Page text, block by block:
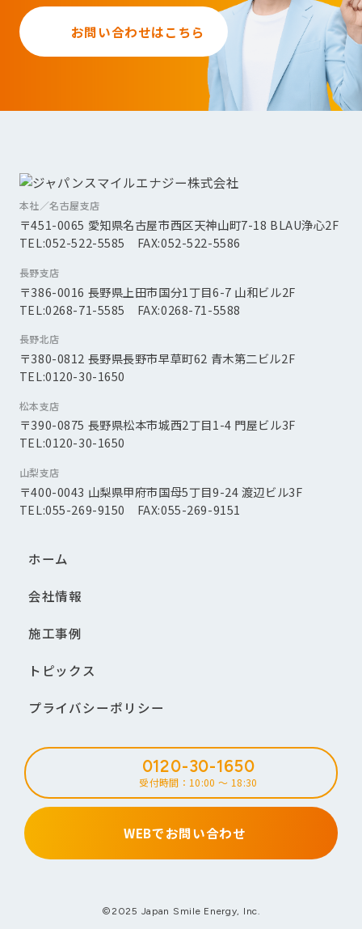
お問い合わせはこちら
本社／名古屋支店
〒451-0065 愛知県名古屋市西区天神山町7-18 BLAU浄心2F
TEL:052-522-5585 FAX:052-522-5586
長野支店
〒386-0016 長野県上田市国分1丁目6-7 山和ビル2F
TEL:0268-71-5585 FAX:0268-71-5588
長野北店
〒380-0812 長野県長野市早草町62 青木第二ビル2F
TEL:0120-30-1650
松本支店
〒390-0875 長野県松本市城西2丁目1-4 門屋ビル3F
TEL:0120-30-1650
山梨支店
〒400-0043 山梨県甲府市国母5丁目9-24 渡辺ビル3F
TEL:055-269-9150 FAX:055-269-9151
ホーム
会社情報
施工事例
トピックス
プライバシーポリシー
0120-30-1650
受付時間：10:00 ～ 18:30
WEBでお問い合わせ
©2025 Japan Smile Energy, Inc.